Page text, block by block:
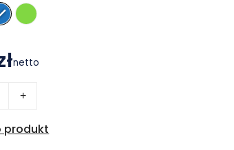
netto
+
produkt